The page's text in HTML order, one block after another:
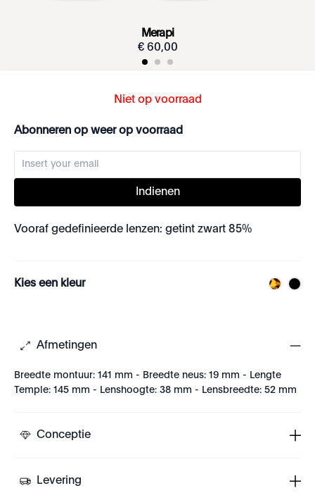
Merapi
€ 60,00
Niet op voorraad
Abonneren op weer op voorraad
Indienen
Vooraf gedefinieerde lenzen: getint zwart 85%
Kies een kleur
Afmetingen
Breedte montuur: 141 mm - Breedte neus: 19 mm - Lengte
Temple: 145 mm - Lenshoogte: 38 mm - Lensbreedte: 52 mm
Conceptie
Levering